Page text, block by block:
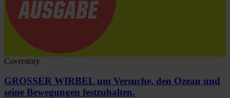
Coverstory
GROSSER WIRBEL um Versuche, den Ozean und
seine Bewegungen festzuhalten.